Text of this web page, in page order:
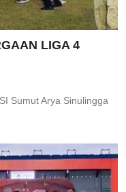
LIGA 4
Sumut Arya Sinulingga